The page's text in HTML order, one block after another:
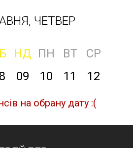
ЧЕТВЕР
НД ПН ВТ
СР
09 10 11 12
на обрану дату :(